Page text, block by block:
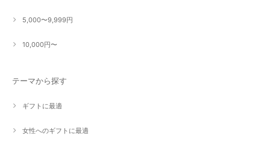
5,000〜9,999円
10,000円〜
テーマから探す
ギフトに最適
女性へのギフトに最適